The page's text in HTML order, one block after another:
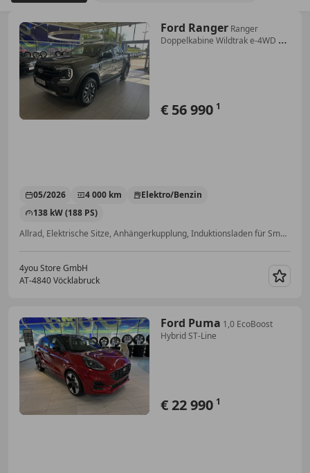
Ford Ranger Ranger
Doppelkabine Wildtrak e-4WD 2.3
€ 56 990 1
05/2026 4 000 km
Elektro/Benzin
138 kW (188 PS)
Allrad, Elektrische Sitze, Anhängerkupplung, Induktionsladen für Smartphones, Soundsystem, Beheizbares Lenkrad, Sitzheizung, Schlüssellose Zentralverriegelung
4you Store GmbH
AT-4840 Vöcklabruck
Ford Puma 1,0 EcoBoost
Hybrid ST-Line
€ 22 990 1